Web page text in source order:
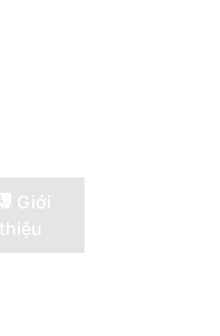
Giới
thiệu